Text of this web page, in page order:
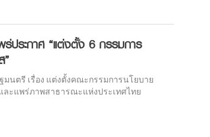
ประกาศ “แต่งตั้ง 6 กรรมการ
นตรี เรื่อง แต่งตั้งคณะกรรมการนโยบาย
ละแพร่ภาพสาธารณะแห่งประเทศไทย